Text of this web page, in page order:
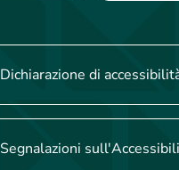
Dichiarazione di
Segnalazioni